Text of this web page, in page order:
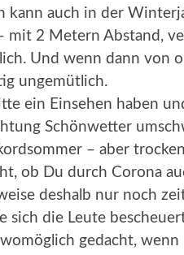
kann auch in der
mit 2 Metern Abstand,
Und wenn dann von
ungemütlich.
ein Einsehen haben
Schönwetter
– aber
ob Du durch Corona
deshalb nur noch
sich die Leute
gedacht,